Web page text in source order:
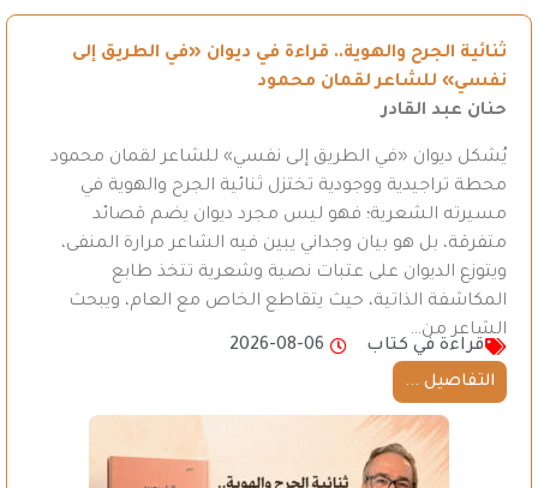
ثنائية الجرح والهوية.. قراءة في ديوان «في الطريق إلى
نفسي» للشاعر لقمان محمود
حنان عبد القادر
يُشكل ديوان «في الطريق إلى نفسي» للشاعر لقمان محمود
محطة تراجيدية ووجودية تختزل ثنائية الجرح والهوية في
مسيرته الشعرية؛ فهو ليس مجرد ديوان يضم قصائد
متفرقة، بل هو بيان وجداني يبين فيه الشاعر مرارة المنفى،
ويتوزع الديوان على عتبات نصية وشعرية تتخذ طابع
المكاشفة الذاتية، حيث يتقاطع الخاص مع العام، ويبحث
الشاعر من…
قراءة في كتاب
2026-08-06
التفاصيل ...